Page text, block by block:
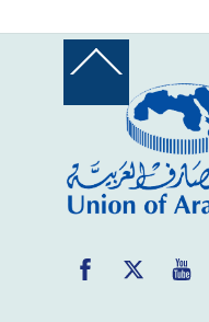
Back
Top
FacebookTwitter